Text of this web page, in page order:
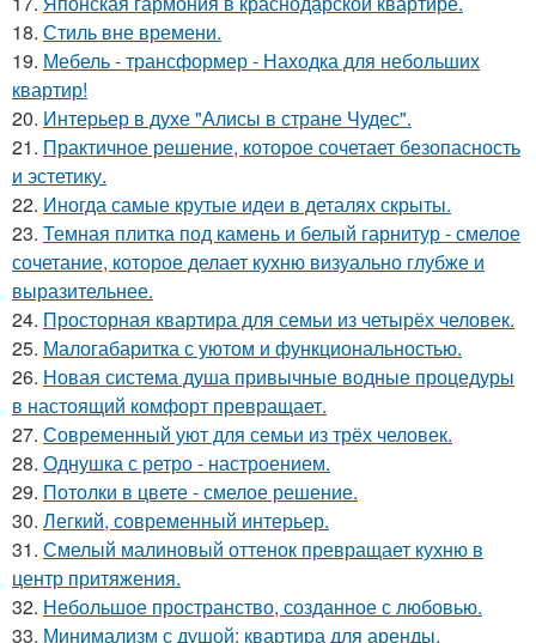
18. Стиль вне времени.
19. Мебель - трансформер - Находка для небольших
квартир!
20. Интерьер в духе "Алисы в стране Чудес".
21. Практичное решение, которое сочетает безопасность
и эстетику.
22. Иногда самые крутые идеи в деталях скрыты.
23. Темная плитка под камень и белый гарнитур - смелое
сочетание, которое делает кухню визуально глубже и
выразительнее.
24. Просторная квартира для семьи из четырёх человек.
25. Малогабаритка с уютом и функциональностью.
26. Новая система душа привычные водные процедуры
в настоящий комфорт превращает.
27. Современный уют для семьи из трёх человек.
28. Однушка с ретро - настроением.
29. Потолки в цвете - смелое решение.
30. Легкий, современный интерьер.
31. Смелый малиновый оттенок превращает кухню в
центр притяжения.
32. Небольшое пространство, созданное с любовью.
33. Минимализм с душой: квартира для аренды.